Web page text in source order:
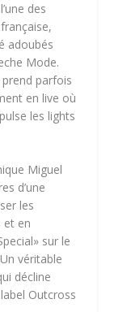
des
adoubés
Mode.
parfois
en live où
les lights
Miguel
d’une
les
et en
sur le
véritable
décline
Outcross